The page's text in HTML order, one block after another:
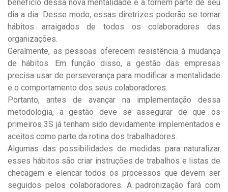
benefício dessa nova mentalidade e a tornem parte de seu
dia a dia. Desse modo, essas diretrizes poderão se tornar
hábitos arraigados de todos os colaboradores das
organizações.
Geralmente, as pessoas oferecem resistência à mudança
de hábitos. Em função disso, a gestão das empresas
precisa usar de perseverança para modificar a mentalidade
e o comportamento dos seus colaboradores.
Portanto, antes de avançar na implementação dessa
metodologia, a gestão deve se assegurar de que os
primeiros 3S já tenham sido devidamente implementados e
aceitos como parte da rotina dos trabalhadores.
Algumas das possibilidades de medidas para naturalizar
esses hábitos são criar instruções de trabalhos e listas de
checagem e elencar todos os processos que devem ser
seguidos pelos colaboradores. A padronização fará com